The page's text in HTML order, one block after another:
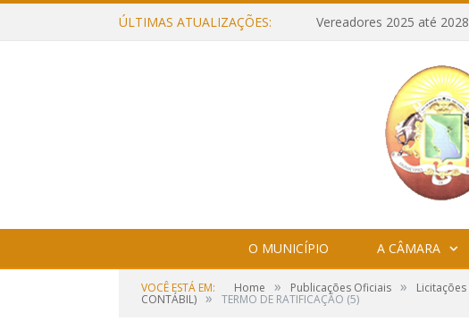
ÚLTIMAS ATUALIZAÇÕES: Vereadores 2025 até 2028
O MUNICÍPIO A CÂMARA
VOCÊ ESTÁ EM: Home » Publicações Oficiais » Licitações
CONTÁBIL) » TERMO DE RATIFICAÇÃO (5)